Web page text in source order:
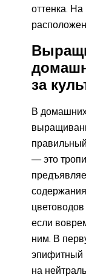
оттенка.
за
В
— это
если
ним. В
эпифитный
на